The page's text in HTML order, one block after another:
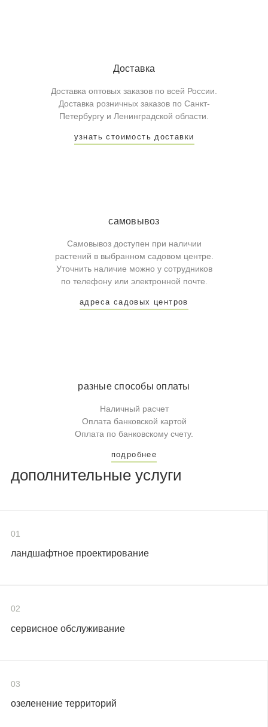
Доставка
Доставка оптовых заказов по всей России.
Доставка розничных заказов по Санкт-
Петербургу и Ленинградской области.
узнать стоимость доставки
самовывоз
Самовывоз доступен при наличии
растений в выбранном садовом центре.
Уточнить наличие можно у сотрудников
по телефону или электронной почте.
адреса садовых центров
разные способы оплаты
Наличный расчет
Оплата банковской картой
Оплата по банковскому счету.
подробнее
дополнительные услуги
01
ландшафтное проектирование
02
сервисное обслуживание
03
озеленение территорий